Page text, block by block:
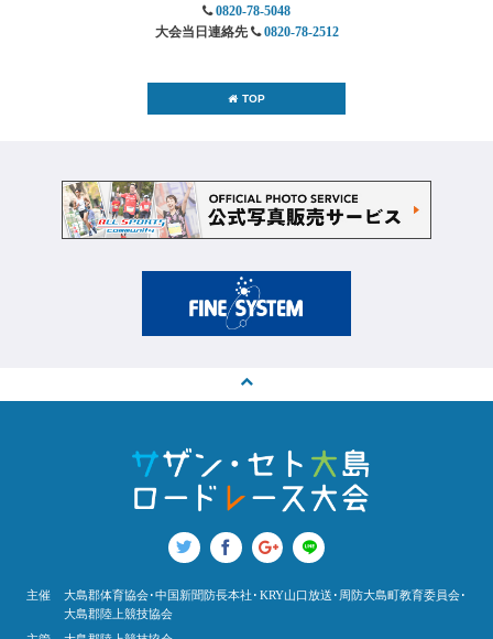
0820-78-5048
大会当日連絡先
0820-78-2512
TOP
主催
大島郡体育協会･中国新聞防長本社･KRY山口放送･周防大島町教育委員会･
大島郡陸上競技協会